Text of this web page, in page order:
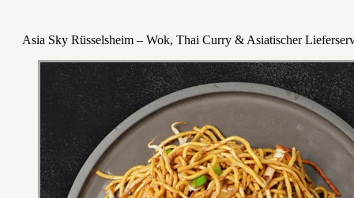
Asia Sky Rüsselsheim – Wok, Thai Curry & Asiatischer